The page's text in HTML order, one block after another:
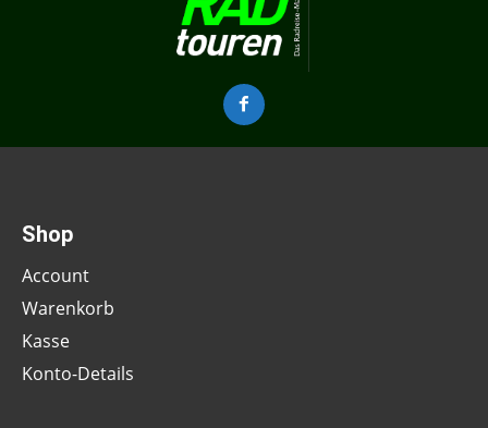
Shop
Account
Warenkorb
Kasse
Konto-Details